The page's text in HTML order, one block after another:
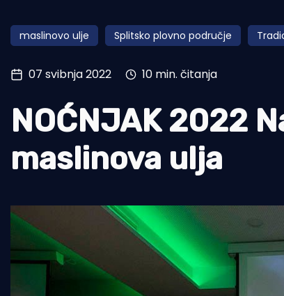
Pomorstvo
Ribolov
Tradicija i kultura
maslinovo ulje Splitsko plovno područje
07 svibnja 2022 10 min. čitanja
NOĆNJAK 2022
maslinova ulja